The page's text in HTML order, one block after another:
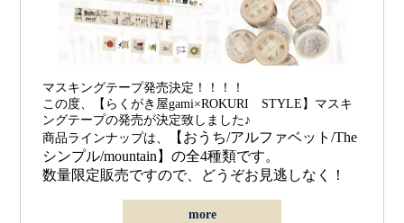
マスキングテープ発売決定！！！！
この度、【らくがき屋gami×ROKURI STYLE】マスキ
ングテープの発売が決定致しました♪
商品ラインナップは、
【おうち/アルファベット/The
シンプル/mountain】の全4種類です。
数量限定販売ですので、どうぞお見逃しなく！
more